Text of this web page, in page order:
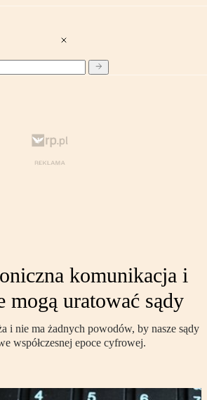
komunikacja i
mogą uratować sądy
i nie ma żadnych powodów, by nasze sądy
współczesnej epoce cyfrowej.